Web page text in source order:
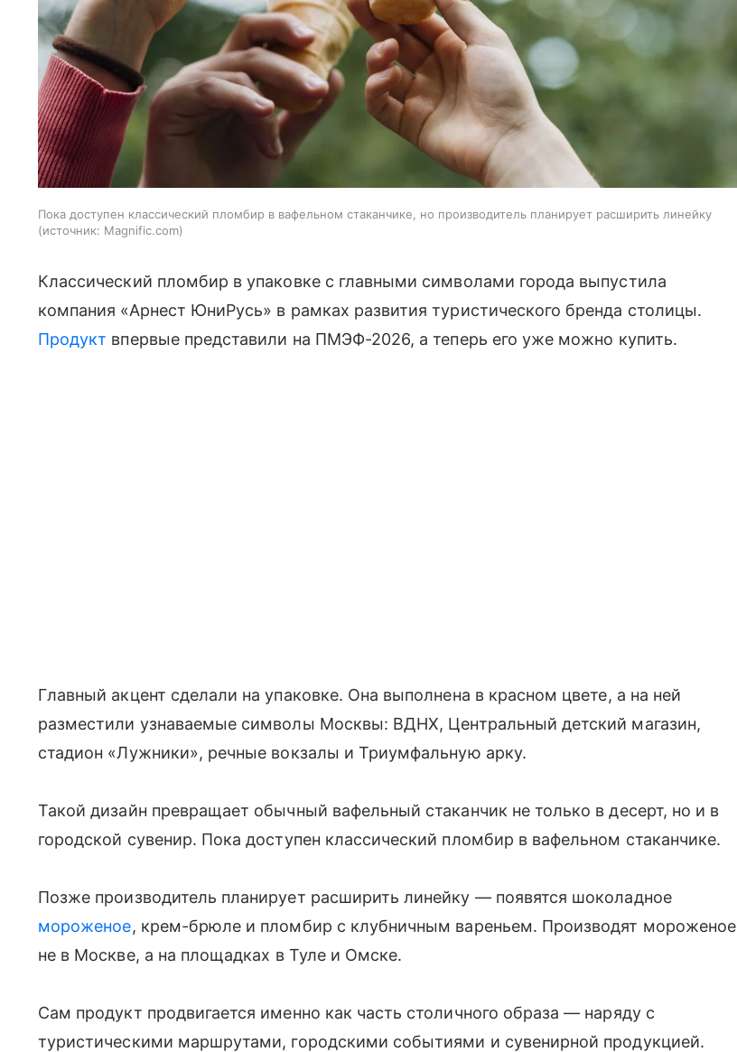
Пока доступен классический пломбир в вафельном стаканчике, но производитель планирует расширить линейку
источник: Magnific.com
Классический пломбир в упаковке с главными символами города выпустила
компания «Арнест ЮниРусь» в рамках развития туристического бренда столицы.
Продукт впервые представили на ПМЭФ-2026, а теперь его уже можно купить.
Главный акцент сделали на упаковке. Она выполнена в красном цвете, а на ней
разместили узнаваемые символы Москвы: ВДНХ, Центральный детский магазин,
стадион «Лужники», речные вокзалы и Триумфальную арку.
Такой дизайн превращает обычный вафельный стаканчик не только в десерт, но и в
городской сувенир. Пока доступен классический пломбир в вафельном стаканчике.
Позже производитель планирует расширить линейку — появятся шоколадное
мороженое, крем-брюле и пломбир с клубничным вареньем. Производят мороженое
не в Москве, а на площадках в Туле и Омске.
Сам продукт продвигается именно как часть столичного образа — наряду с
туристическими маршрутами, городскими событиями и сувенирной продукцией.